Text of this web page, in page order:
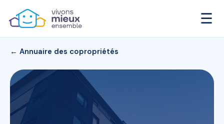
☰
← Annuaire des copropriétés